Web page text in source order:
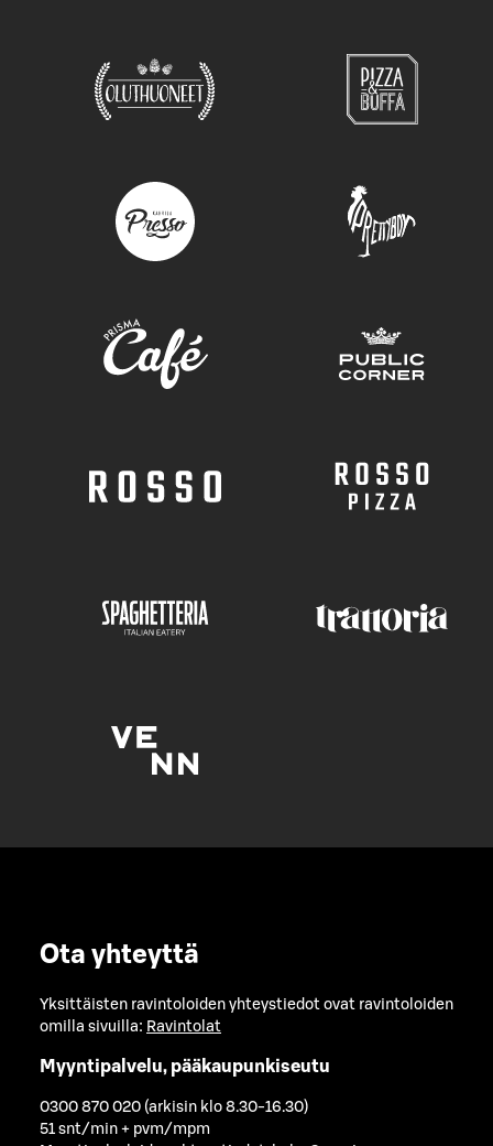
Ota yhteyttä
Yksittäisten ravintoloiden yhteystiedot ovat ravintoloiden
omilla sivuilla: Ravintolat
Myyntipalvelu, pääkaupunkiseutu
0300 870 020 (arkisin klo 8.30-16.30)
51 snt/min + pvm/mpm